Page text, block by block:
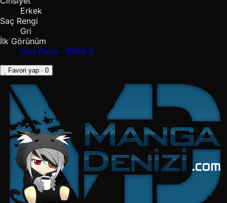
Erkek
Saç Rengi
Gri
İlk Görünüm
One Piece · B909.0
Favori yap · 0